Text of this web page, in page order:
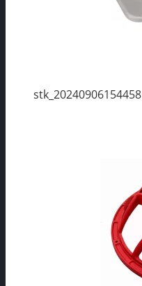
stk_20240906154458